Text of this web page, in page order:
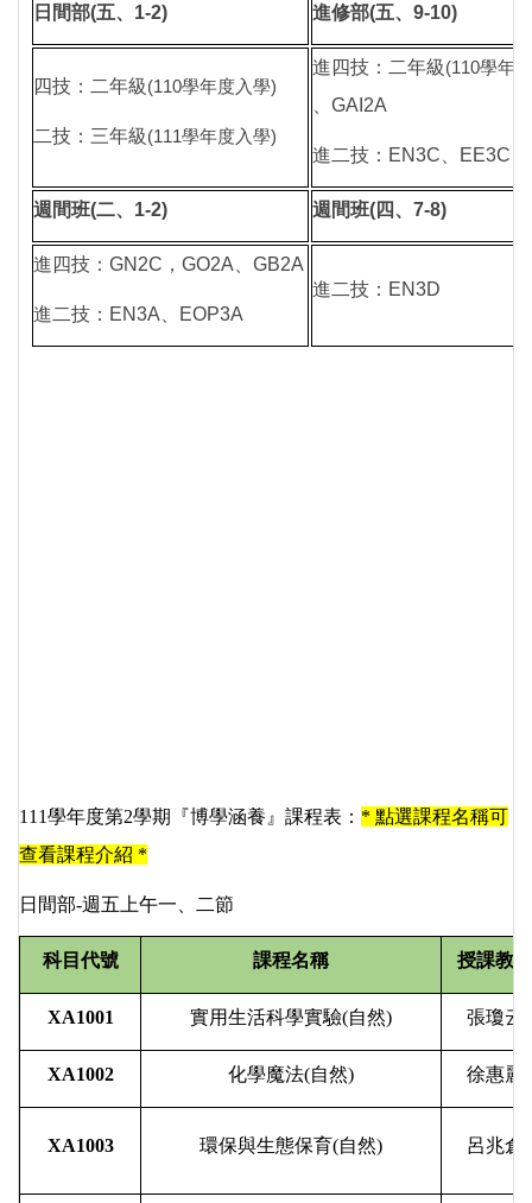
日間部(五、1-2) 進修部(五、9-10)
四技：二年級(110學年度入學)
二技：三年級(111學年度入學)
進四技：二年級(110學年
、GAI2A
進二技：EN3C、EE3C
週間班(二、1-2) 週間班(四、7-8)
進四技：GN2C，GO2A、GB2A
進二技： EN3A 、EOP3A
進二技：EN3D
111學年度第2學期『博學涵養』課程表： * 點選課程名稱可
查看課程介紹 *
日間部-週五上午一、二節
科目代號 課程名稱 授課教師
XA1001 實用生活科學實驗(自然) 張瓊云
XA1002 化學魔法(自然) 徐惠麗
XA1003 環保與生態保育(自然) 呂兆倉